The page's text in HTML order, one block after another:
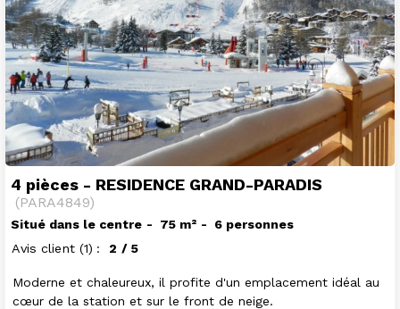
4 pièces - RESIDENCE GRAND-PARADIS
(PARA4849)
Situé dans le centre 75 m²
6 personnes
Avis client (1) 2 / 5
Moderne et chaleureux, il profite d'un emplacement idéal au
cœur de la station et sur le front de neige.